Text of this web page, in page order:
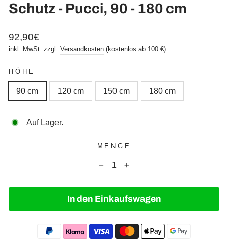
Schutz - Pucci, 90 - 180 cm
Normaler
Preis
92,90€
inkl. MwSt. zzgl. Versandkosten (kostenlos ab 100 €)
HÖHE
90 cm 120 cm 150 cm 180 cm
Auf Lager.
MENGE
In den Einkaufswagen